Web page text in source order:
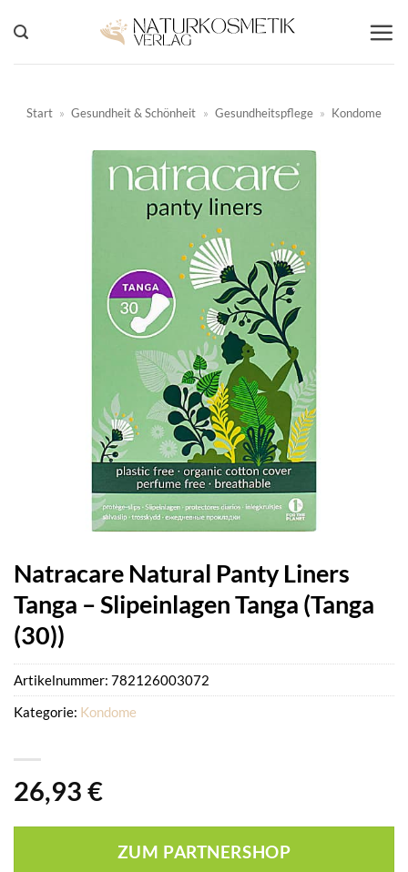
Inhalt
springen
Start » Gesundheit & Schönheit » Gesundheitspflege » Kondome
Natracare Natural Panty Liners
Tanga – Slipeinlagen Tanga (Tanga
(30))
26,93 €
ZUM PARTNERSHOP
Artikelnummer: 782126003072
Kategorie: Kondome